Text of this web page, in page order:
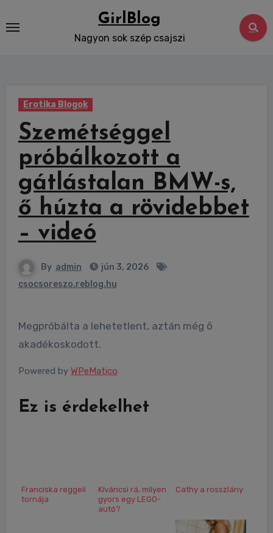
to
GirlBlog
Nagyon sok szép csajszi
Erotika Blogok
Szemétséggel
próbálkozott a
gátlástalan BMW-s,
ő húzta a rövidebbet
– videó
By admin
jún 3, 2026
csocsoreszo.reblog.hu
Megpróbálta a lehetetlent, aztán még ő
akadékoskodott.
Powered by WPeMatico
Ez is érdekelhet
Franciska reggeli
tornája
Kíváncsi rá, milyen
gyors egy LEGO-
autó?
Cathy a rosszlány